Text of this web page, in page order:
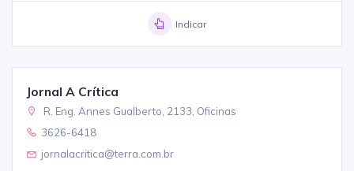
Indicar
Jornal A Crítica
R. Eng. Annes Gualberto, 2133, Oficinas
3626-6418
jornalacritica@terra.com.br